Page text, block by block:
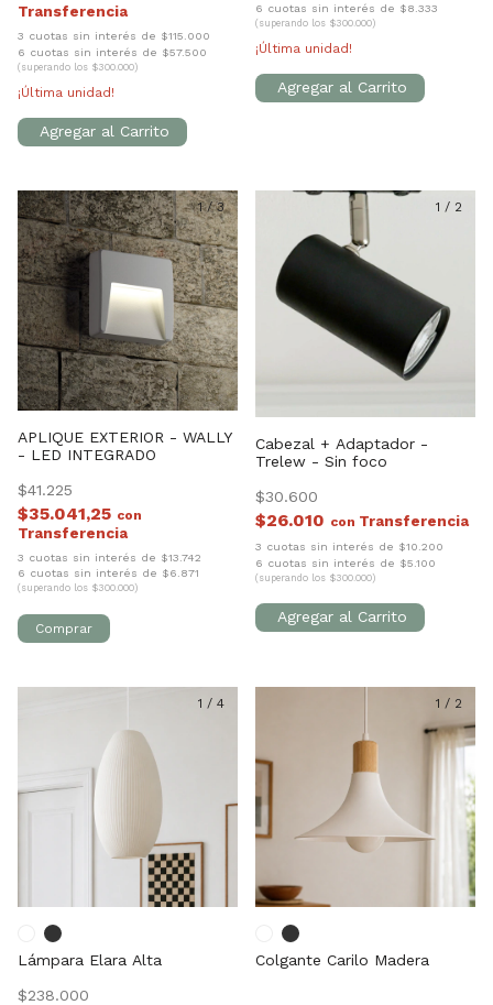
3 cuotas sin interés de $115.000
6 cuotas sin interés de $57.500
(superando los $300.000)
¡Última unidad!
6 cuotas sin interés de $8.333
(superando los $300.000)
¡Última unidad!
1/3
APLIQUE EXTERIOR - WALLY
- LED INTEGRADO
$41.225
$35.041,25 con
3 cuotas sin interés de $13.742
6 cuotas sin interés de $6.871
(superando los $300.000)
1 / 2
Cabezal + Adaptador -
Trelew - Sin foco
$30.600
$26.010 con
3 cuotas sin interés de $10.200
6 cuotas sin interés de $5.100
(superando los $300.000)
1 / 4
Lámpara Elara Alta
$238.000
1 / 2
Colgante Carilo Madera